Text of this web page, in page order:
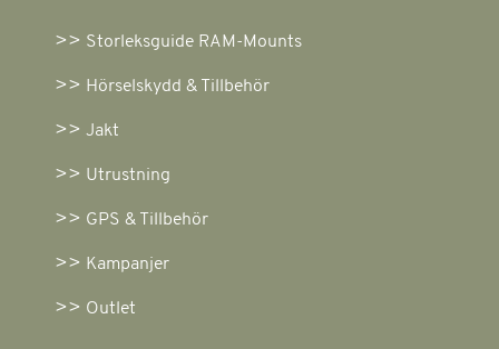
Storleksguide RAM-Mounts
Hörselskydd & Tillbehör
Jakt
Utrustning
GPS & Tillbehör
Kampanjer
Outlet